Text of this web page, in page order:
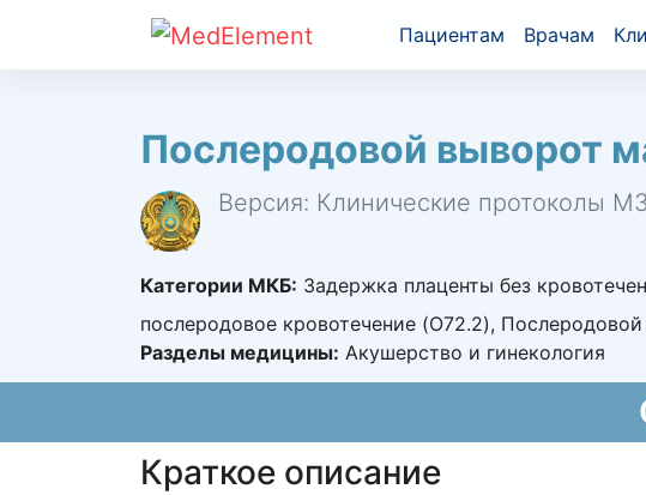
Пациентам Врачам
Послеродовой выворот
Версия: Клинические протоколы
Категории МКБ: Задержка плаценты без
послеродовое кровотечение (O72.2),
Разделы медицины: Акушерство и гинекология
Краткое описание